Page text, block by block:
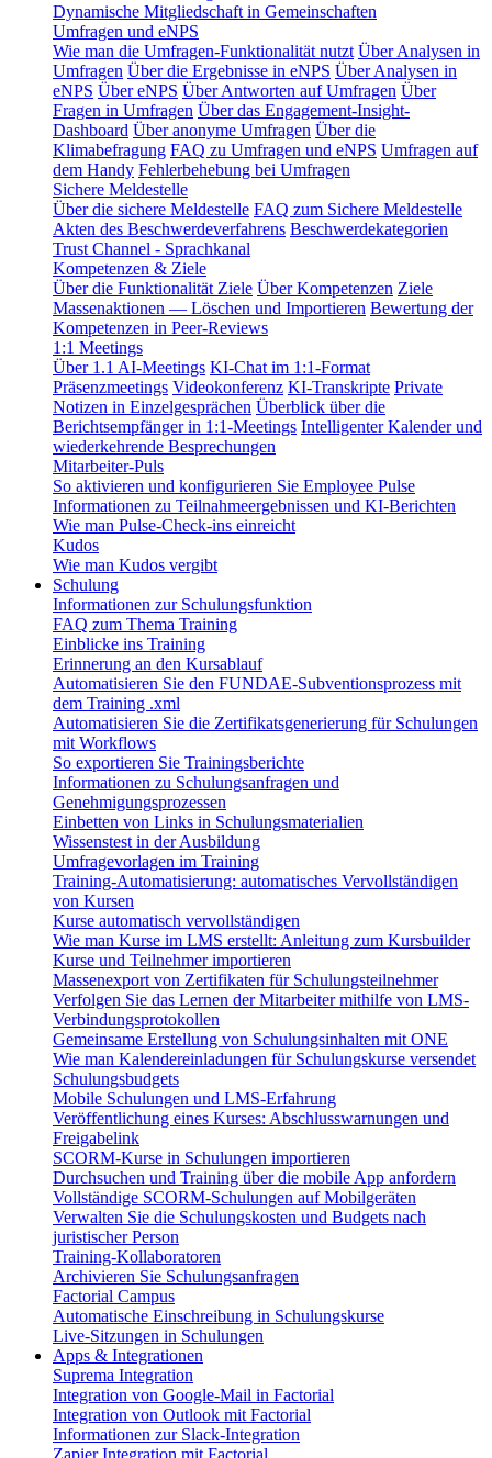
Dynamische Mitgliedschaft in Gemeinschaften
Umfragen und eNPS
Wie man die Umfragen-Funktionalität nutzt Über Analysen in
Umfragen Über die Ergebnisse in eNPS Über Analysen in
eNPS Über eNPS Über Antworten auf Umfragen Über
Fragen in Umfragen Über das Engagement-Insight-
Dashboard Über anonyme Umfragen Über die
Klimabefragung FAQ zu Umfragen und eNPS Umfragen auf
dem Handy Fehlerbehebung bei Umfragen
Sichere Meldestelle
Über die sichere Meldestelle FAQ zum Sichere Meldestelle
Akten des Beschwerdeverfahrens Beschwerdekategorien
Trust Channel - Sprachkanal
Kompetenzen & Ziele
Über die Funktionalität Ziele Über Kompetenzen Ziele
Massenaktionen — Löschen und Importieren Bewertung der
Kompetenzen in Peer-Reviews
1:1 Meetings
Über 1.1 AI-Meetings KI-Chat im 1:1-Format
Präsenzmeetings Videokonferenz KI-Transkripte Private
Notizen in Einzelgesprächen Überblick über die
Berichtsempfänger in 1:1-Meetings Intelligenter Kalender und
wiederkehrende Besprechungen
Mitarbeiter-Puls
So aktivieren und konfigurieren Sie Employee Pulse
Informationen zu Teilnahmeergebnissen und KI-Berichten
Wie man Pulse-Check-ins einreicht
Kudos
Wie man Kudos vergibt
Schulung
Informationen zur Schulungsfunktion
FAQ zum Thema Training
Einblicke ins Training
Erinnerung an den Kursablauf
Automatisieren Sie den FUNDAE-Subventionsprozess mit
dem Training .xml
Automatisieren Sie die Zertifikatsgenerierung für Schulungen
mit Workflows
So exportieren Sie Trainingsberichte
Informationen zu Schulungsanfragen und
Genehmigungsprozessen
Einbetten von Links in Schulungsmaterialien
Wissenstest in der Ausbildung
Umfragevorlagen im Training
Training-Automatisierung: automatisches Vervollständigen
von Kursen
Kurse automatisch vervollständigen
Wie man Kurse im LMS erstellt: Anleitung zum Kursbuilder
Kurse und Teilnehmer importieren
Massenexport von Zertifikaten für Schulungsteilnehmer
Verfolgen Sie das Lernen der Mitarbeiter mithilfe von LMS-
Verbindungsprotokollen
Gemeinsame Erstellung von Schulungsinhalten mit ONE
Wie man Kalendereinladungen für Schulungskurse versendet
Schulungsbudgets
Mobile Schulungen und LMS-Erfahrung
Veröffentlichung eines Kurses: Abschlusswarnungen und
Freigabelink
SCORM-Kurse in Schulungen importieren
Durchsuchen und Training über die mobile App anfordern
Vollständige SCORM-Schulungen auf Mobilgeräten
Verwalten Sie die Schulungskosten und Budgets nach
juristischer Person
Training-Kollaboratoren
Archivieren Sie Schulungsanfragen
Factorial Campus
Automatische Einschreibung in Schulungskurse
Live-Sitzungen in Schulungen
Apps & Integrationen
Suprema Integration
Integration von Google-Mail in Factorial
Integration von Outlook mit Factorial
Informationen zur Slack-Integration
Zapier Integration mit Factorial